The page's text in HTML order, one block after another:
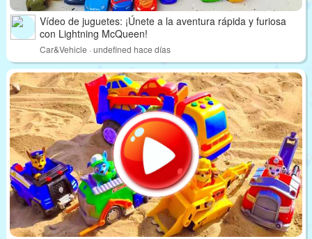
Vídeo de juguetes: ¡Únete a la aventura rápida y furiosa
con Lightning McQueen!
Car&Vehicle · undefined hace días